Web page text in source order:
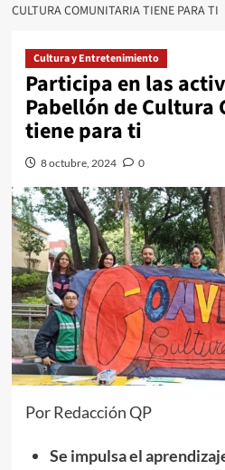
CULTURA COMUNITARIA TIENE PARA TI
Cultura y Entretenimiento
Participa en las
Pabellón de
tiene para ti
8 octubre, 2024 0
Por Redacción QP
Se impulsa el